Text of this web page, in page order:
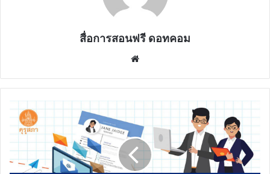
สื่อการสอนฟรี ดอทคอม
สภา
ประกาศ
สรรหา